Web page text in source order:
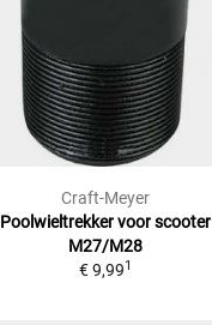
Craft-Meyer
Poolwieltrekker voor scooter
M27/M28
€ 9,991